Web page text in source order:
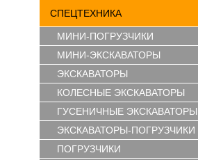
СПЕЦТЕХНИКА
МИНИ-ПОГРУЗЧИКИ
МИНИ-ЭКСКАВАТОРЫ
ЭКСКАВАТОРЫ
КОЛЕСНЫЕ ЭКСКАВАТОРЫ
ГУСЕНИЧНЫЕ ЭКСКАВАТОРЫ
ЭКСКАВАТОРЫ-ПОГРУЗЧИКИ
ПОГРУЗЧИКИ